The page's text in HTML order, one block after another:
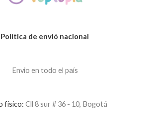
Política de envió nacional
Envio en todo el país
físico: Cll 8 sur # 36 - 10, Bogotá